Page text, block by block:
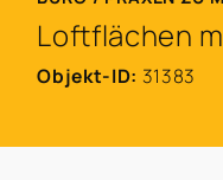
Loftflächen
Objekt-ID: 31383